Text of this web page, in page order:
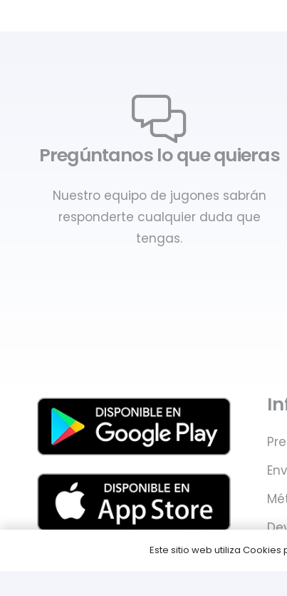
Pregúntanos lo que quieras
Nuestro equipo de jugones sabrán
responderte cualquier duda que
tengas.
Este sitio web utiliza